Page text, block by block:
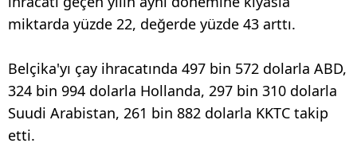
miktarda yüzde 22, değerde yüzde 43 arttı.
Belçika'yı çay ihracatında 497 bin 572 dolarla ABD,
324 bin 994 dolarla Hollanda, 297 bin 310 dolarla
Suudi Arabistan, 261 bin 882 dolarla KKTC takip
etti.